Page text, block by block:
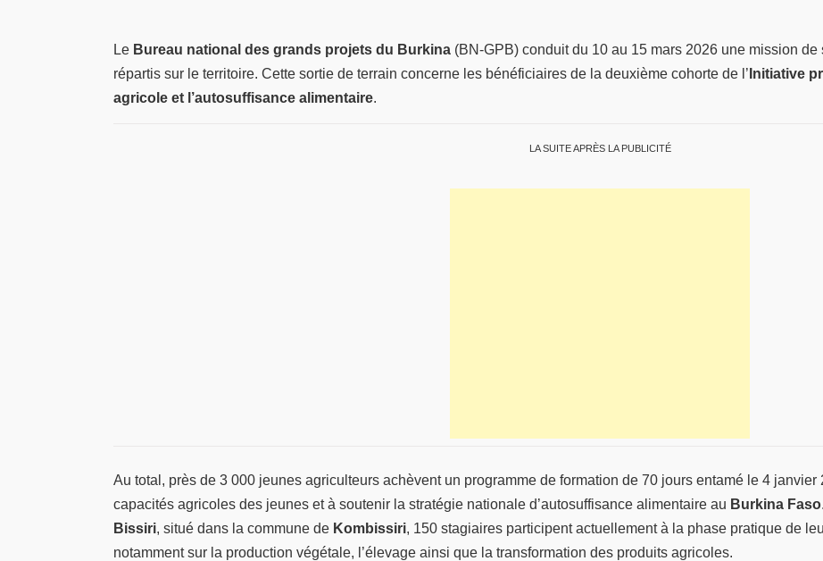
Le Bureau national des grands projets du Burkina (BN-GPB) conduit du 10 au 15 mars 2026 une mission
répartis sur le territoire. Cette sortie de terrain concerne les bénéficiaires de la deuxième cohorte de l’ Initiative
agricole et l’autosuffisance alimentaire.
LA SUITE APRÈS LA PUBLICITÉ
Au total, près de 3 000 jeunes agriculteurs achèvent un programme de formation de 70 jours entamé le 4
capacités agricoles des jeunes et à soutenir la stratégie nationale d’autosuffisance alimentaire au Burkina Faso
Bissiri, situé dans la commune de Kombissiri, 150 stagiaires participent actuellement à la phase pratique de
notamment sur la production végétale, l’élevage ainsi que la transformation des produits agricoles.